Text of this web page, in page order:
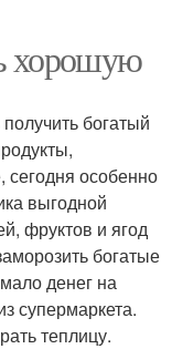
хорошую
богатый
особенно
выгодной
фруктов и ягод
богатые
денег на
супермаркета.
теплицу.